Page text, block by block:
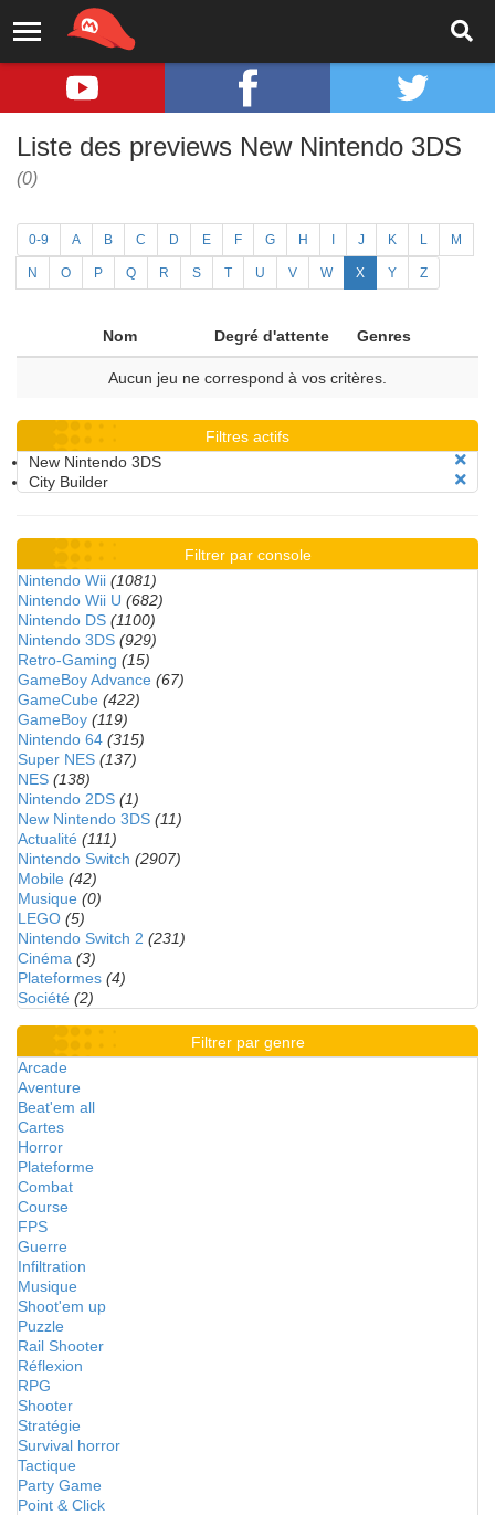
Liste des previews New Nintendo 3DS
(0)
0-9 A B C D E F G H J K L M
N O P Q R S T U V W X Y Z
Nom Degré d'attente Genres
Aucun jeu ne correspond à vos critères.
Filtres actifs
New Nintendo 3DS
City Builder
Filtrer par console
Nintendo Wii (1081)
Nintendo Wii U (682)
Nintendo DS (1100)
Nintendo 3DS (929)
Retro-Gaming (15)
GameBoy Advance (67)
GameCube (422)
GameBoy (119)
Nintendo 64 (315)
Super NES (137)
NES (138)
Nintendo 2DS (1)
New Nintendo 3DS (11)
Actualité (111)
Nintendo Switch (2907)
Mobile (42)
Musique (0)
LEGO (5)
Nintendo Switch 2 (231)
Cinéma (3)
Plateformes (4)
Société (2)
Filtrer par genre
Arcade
Aventure
Beat'em all
Cartes
Horror
Plateforme
Combat
Course
FPS
Guerre
Infiltration
Musique
Shoot'em up
Puzzle
Rail Shooter
Réflexion
RPG
Shooter
Stratégie
Survival horror
Tactique
Party Game
Point & Click